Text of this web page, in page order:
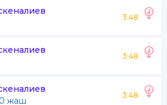
3:48
3:48
жаш
3:48